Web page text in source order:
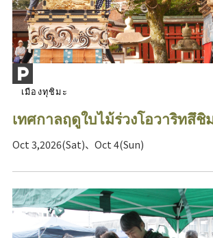
เมืองทุชิมะ
เทศกาลฤดูใบไม้ร่วงโอวาริทสึชิ
Oct 3,2026(Sat)、Oct 4(Sun)